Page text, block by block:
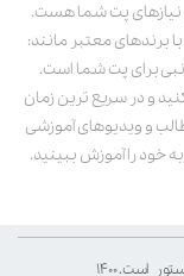
نیازهای پت شما هست.
برندهای معتبر مانند:
برای پت شما است.
و در سریع ترین زمان
و ویدیوهای آموزشی
خود را آموزش ببینید.
است. ۱۴۰۰